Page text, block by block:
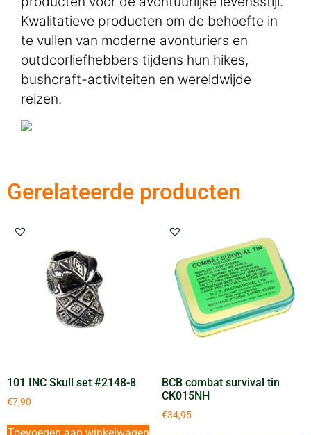
Kwalitatieve producten om de behoefte in
te vullen van moderne avonturiers en
outdoorliefhebbers tijdens hun hikes,
bushcraft-activiteiten en wereldwijde
reizen.
Gerelateerde producten
101 INC Skull set #2148-8
€7,90
Toevoegen aan winkelwagen
BCB combat survival tin
CK015NH
€34,95